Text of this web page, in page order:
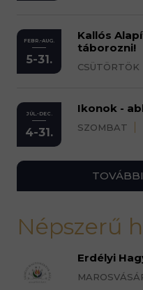
FEBR.-AUG.
5-31.
Kallós
táborozni!
CSÜTÖRTÖK
JÚL.-DEC.
4-31.
Ikonok -
SZOMBAT
Népszerű
Erdélyi